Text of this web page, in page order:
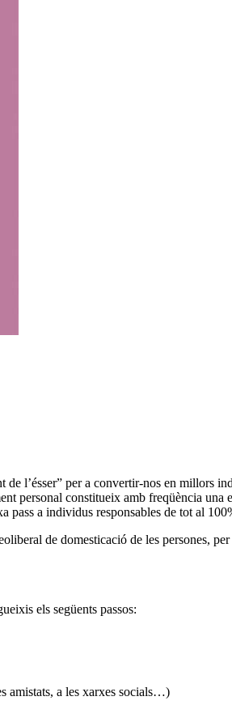
l’ésser” per a convertir-nos en millors
personal constitueix amb freqüència
a individus responsables de tot al
de domesticació de les persones,
els següents passos:
amistats, a les xarxes socials…)